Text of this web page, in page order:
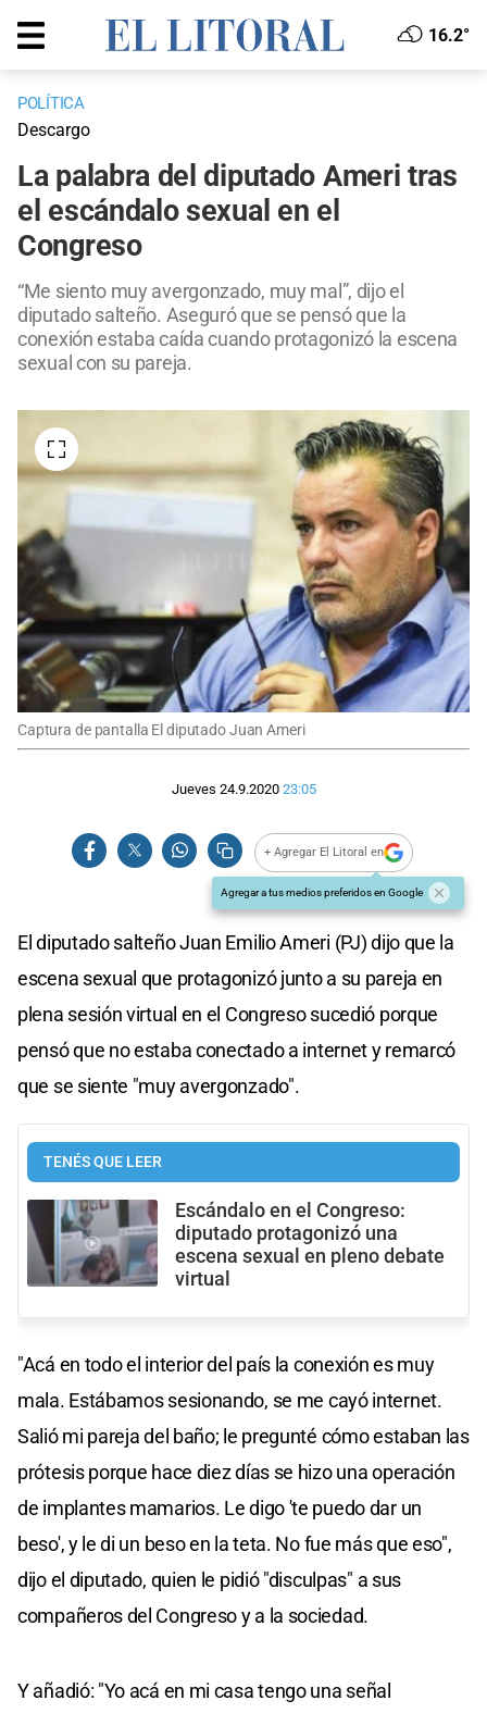
16.2°
POLÍTICA
Descargo
La palabra del diputado Ameri tras
el escándalo sexual en el
Congreso
“Me siento muy avergonzado, muy mal”, dijo el
diputado salteño. Aseguró que se pensó que la
conexión estaba caída cuando protagonizó la escena
sexual con su pareja.
Captura de pantalla El diputado Juan Ameri
Jueves 24.9.2020 23:05
+ Agregar El Litoral en
Agregar a tus medios preferidos en Google
El diputado salteño Juan Emilio Ameri (PJ) dijo que la
escena sexual que protagonizó junto a su pareja en
plena sesión virtual en el Congreso sucedió porque
pensó que no estaba conectado a internet y remarcó
que se siente "muy avergonzado".
TENÉS QUE LEER
Escándalo en el Congreso:
diputado protagonizó una
escena sexual en pleno debate
virtual
"Acá en todo el interior del país la conexión es muy
mala. Estábamos sesionando, se me cayó internet.
Salió mi pareja del baño; le pregunté cómo estaban las
prótesis porque hace diez días se hizo una operación
de implantes mamarios. Le digo 'te puedo dar un
beso', y le di un beso en la teta. No fue más que eso",
dijo el diputado, quien le pidió "disculpas" a sus
compañeros del Congreso y a la sociedad.
Y añadió: "Yo acá en mi casa tengo una señal